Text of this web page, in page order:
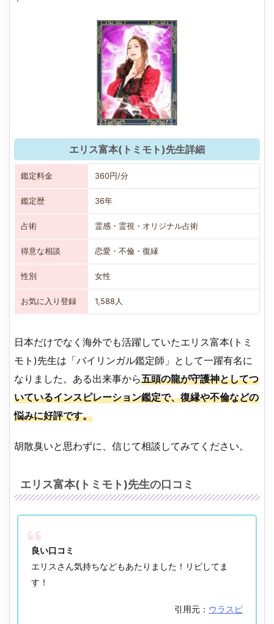
エリス富本(トミモト)先生詳細
鑑定料金 360円/分
鑑定歴 36年
占術 霊感・霊視・オリジナル占術
得意な相談 恋愛・不倫・復縁
性別 女性
お気に入り登録 1,588人
日本だけでなく海外でも活躍していたエリス富本(トミ
モト)先生は「バイリンガル鑑定師」として一躍有名に
なりました。ある出来事から五頭の龍が守護神としてつ
いているインスピレーション鑑定で、復縁や不倫などの
悩みに好評です。
胡散臭いと思わずに、信じて相談してみてください。
エリス富本(トミモト)先生の口コミ
良い口コミ
エリスさん気持ちなどもあたりました！リピしてま
す！
引用元： ウラスピ